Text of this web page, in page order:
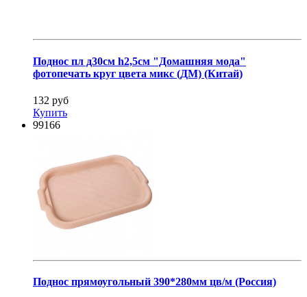
Поднос пл д30см h2,5см "Домашняя мода"
фотопечать круг цвета микс (ДМ) (Китай)
132 руб
Купить
99166
Поднос прямоугольный 390*280мм цв/м (Россия)